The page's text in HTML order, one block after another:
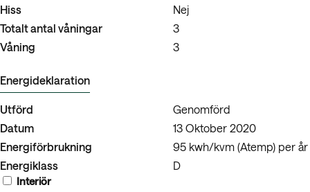
Hiss
Nej
Totalt antal våningar
3
Våning
3
Energideklaration
Utförd
Genomförd
Datum
13 Oktober 2020
Energiförbrukning
95 kwh/kvm (Atemp) per år
Energiklass
D
Interiör